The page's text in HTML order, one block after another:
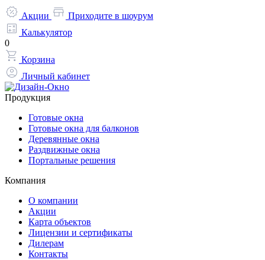
Акции
Приходите в шоурум
Калькулятор
0
Корзина
Личный кабинет
Продукция
Готовые окна
Готовые окна для балконов
Деревянные окна
Раздвижные окна
Портальные решения
Компания
О компании
Акции
Карта объектов
Лицензии и сертификаты
Дилерам
Контакты